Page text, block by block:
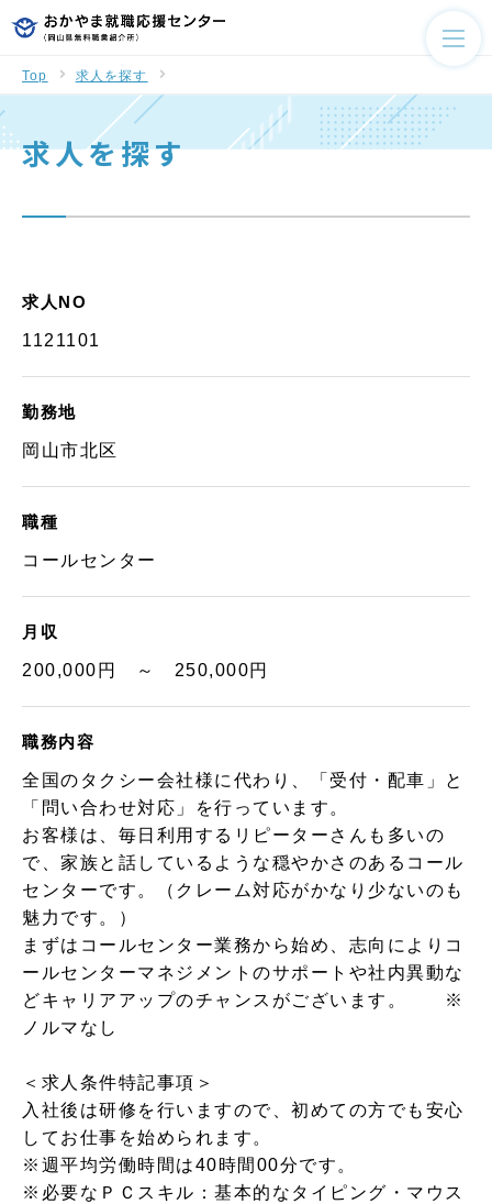
Top 求人を探す
求人を探す
求人NO
1121101
勤務地
岡山市北区
職種
コールセンター
月収
200,000円 ～ 250,000円
職務内容
全国のタクシー会社様に代わり、「受付・配車」と
「問い合わせ対応」を行っています。
お客様は、毎日利用するリピーターさんも多いの
で、家族と話しているような穏やかさのあるコール
センターです。（クレーム対応がかなり少ないのも
魅力です。）
まずはコールセンター業務から始め、志向によりコ
ールセンターマネジメントのサポートや社内異動な
どキャリアアップのチャンスがございます。 ※
ノルマなし
＜求人条件特記事項＞
入社後は研修を行いますので、初めての方でも安心
してお仕事を始められます。
※週平均労働時間は40時間00分です。
※必要なＰＣスキル：基本的なタイピング・マウス